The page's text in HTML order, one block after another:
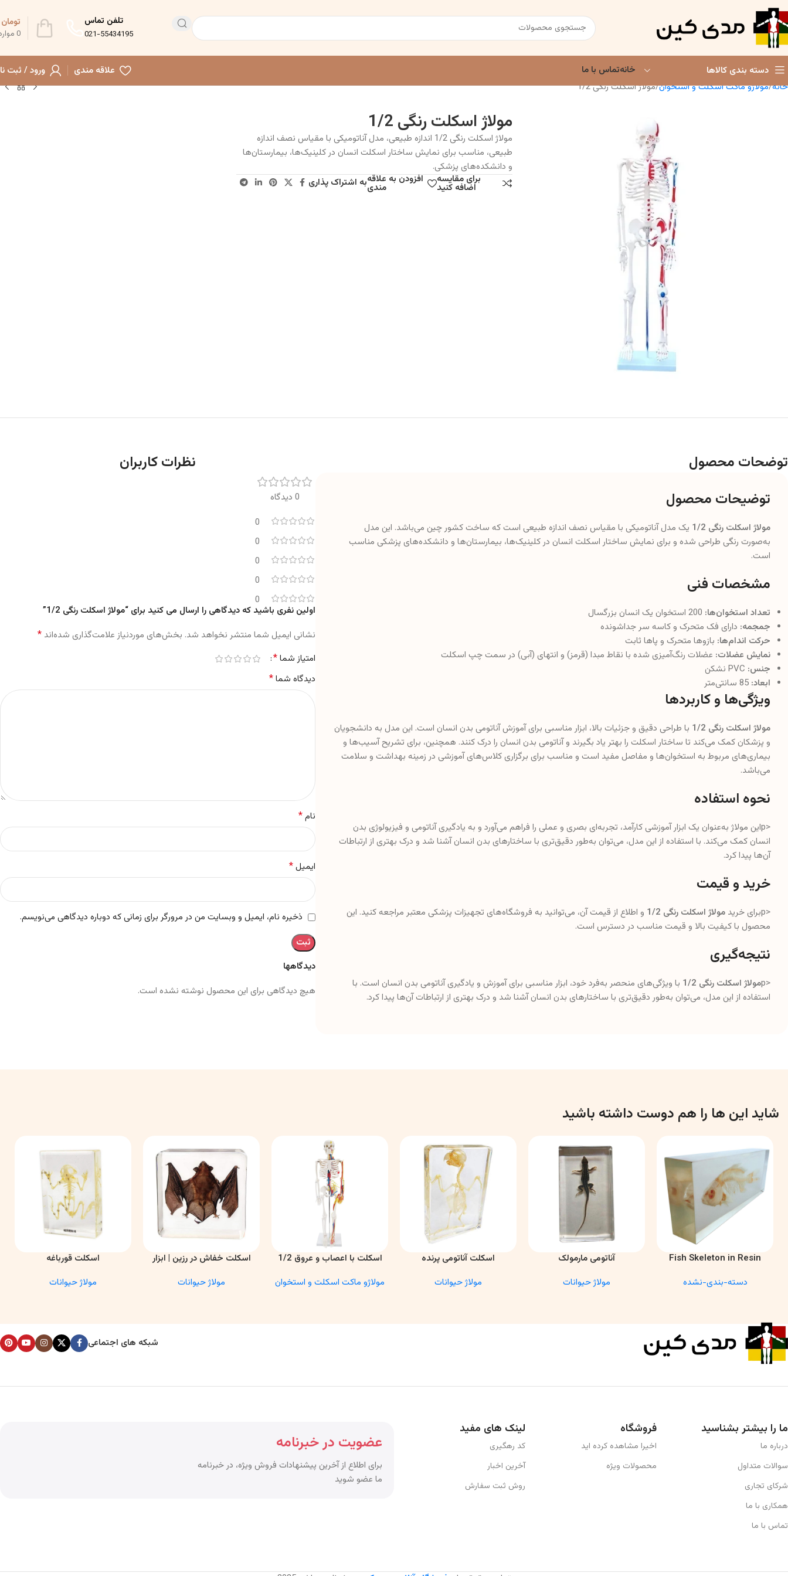
تلفن تماس
021-55434195
0
تومان
دسته بندی کالاها خانهتماس با ما علاقه مندی
ورود / ثبت
خانه مولاژو ماکت اسکلت و استخوان مولاژ اسکلت رنگی 1/2
مولاژ اسکلت رنگی 1/2
مولاژ اسکلت رنگی 1/2 اندازه طبیعی، مدل آناتومیکی با مقیاس نصف اندازه
طبیعی، مناسب برای نمایش ساختار اسکلت انسان در کلینیک‌ها، بیمارستان‌ها
و دانشکده‌های پزشکی.
برای مقایسه
اضافه کنید
افزودن به علاقه
مندیبه اشتراک پذاری
توضحات محصول
توضیحات محصول
مولاژ اسکلت رنگی 1/2
یک مدل آناتومیکی با مقیاس نصف اندازه طبیعی است که ساخت کشور چین می‌باشد. این مدل
به‌صورت رنگی طراحی شده و برای نمایش ساختار اسکلت انسان در کلینیک‌ها، بیمارستان‌ها و دانشکده‌های پزشکی مناسب
است.
مشخصات فنی
تعداد استخوان‌ها:
جمجمه: دارای فک متحرک و کاسه سر جداشونده
حرکت اندام‌ها: بازوها متحرک و پاها ثابت
نمایش عضلات: عضلات رنگ‌آمیزی شده با نقاط مبدا (قرمز) و انتهای (آبی) در سمت چپ اسکلت
جنس:
ابعاد:
ویژگی‌ها و کاربردها
مولاژ اسکلت رنگی 1/2
با طراحی دقیق و جزئیات بالا، ابزار مناسبی برای آموزش آناتومی بدن انسان است. این مدل به دانشجویان
و پزشکان کمک می‌کند تا ساختار اسکلت را بهتر یاد بگیرند و آناتومی بدن انسان را درک کنند. همچنین، برای تشریح آسیب‌ها و
بیماری‌های مربوط به استخوان‌ها و مفاصل مفید است و مناسب برای برگزاری کلاس‌های آموزشی در زمینه بهداشت و سلامت
می‌باشد.
نحوه استفاده
<pاین مولاژ به‌عنوان یک ابزار آموزشی کارآمد، تجربه‌ای بصری و عملی را فراهم می‌آورد و به یادگیری آناتومی و فیزیولوژی بدن
انسان کمک می‌کند. با استفاده از این مدل، می‌توان به‌طور دقیق‌تری با ساختارهای بدن انسان آشنا شد و درک بهتری از ارتباطات
آن‌ها پیدا کرد.
خرید و قیمت
<pبرای خرید مولاژ اسکلت رنگی 1/2
و اطلاع از قیمت آن، می‌توانید به فروشگاه‌های تجهیزات پزشکی معتبر مراجعه کنید. این
محصول با کیفیت بالا و قیمت مناسب در دسترس است.
نتیجه‌گیری
<p مولاژ اسکلت رنگی 1/2
با ویژگی‌های منحصر به‌فرد خود، ابزار مناسبی برای آموزش و یادگیری آناتومی بدن انسان است. با
استفاده از این مدل، می‌توان به‌طور دقیق‌تری با ساختارهای بدن انسان آشنا شد و درک بهتری از ارتباطات آن‌ها پیدا کرد.
نظرات کاربران
0 دیدگاه
0
0
0
0
0
دیدگاهها
هیچ دیدگاهی برای این محصول نوشته نشده است.
اولین نفری باشید که دیدگاهی را ارسال می کنید برای “مولاژ اسکلت رنگی 1/2”
نشانی ایمیل شما منتشر نخواهد شد. بخش‌های موردنیاز علامت‌گذاری شده‌اند*
امتیاز شما*
دیدگاه شما*
نام*
ایمیل*
ذخیره نام، ایمیل و وبسایت من در مرورگر برای زمانی که دوباره دیدگاهی می‌نویسم.
شاید این ها را هم دوست داشته باشید
اطلاعات بیشتر
Fish Skeleton in Resin
Anatomy Specimen
دسته-بندی-نشده
اطلاعات بیشترآناتومی مارمولک
مولاژ حیوانات
اطلاعات بیشتر
اسکلت آناتومی پرنده
مولاژ حیوانات
اطلاعات بیشتر
اسکلت با اعصاب و عروق 1/2
مولاژو ماکت اسکلت و استخوان
اطلاعات بیشتر
اسکلت خفاش در رزین | ابزار
مولاژ حیوانات
اطلاعات بیشتراسکلت قورباغه
مولاژ حیوانات
شبکه های اجتماعی
ما را بیشتر بشناسید
درباره ما
سوالات متداول
شرکای تجاری
همکاری با ما
تماس با ما
فروشگاه
اخیرا مشاهده کرده اید
محصولات ویژه
لینک های مفید
کد رهگیری
آخرین اخبار
روش ثبت سفارش
عضویت در خبرنامه
برای اطلاع از آخرین پیشنهادات فروش ویژه، در خبرنامه
ما عضو شوید